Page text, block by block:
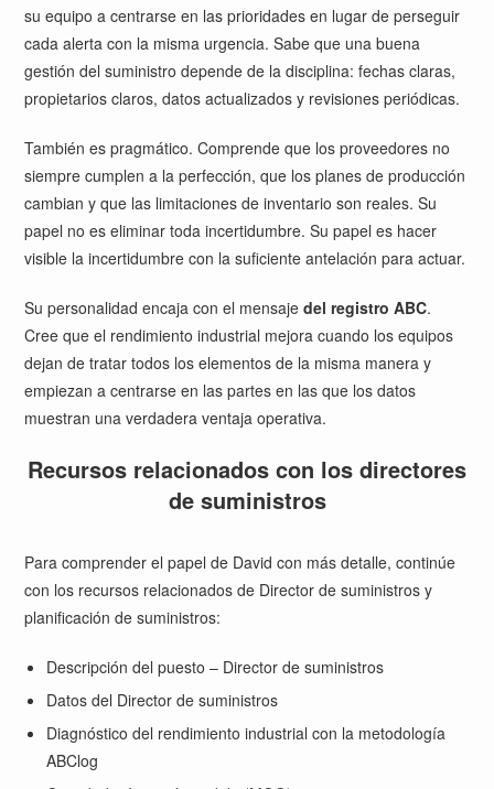
su equipo a centrarse en las prioridades en lugar de perseguir
cada alerta con la misma urgencia. Sabe que una buena
gestión del suministro depende de la disciplina: fechas claras,
propietarios claros, datos actualizados y revisiones periódicas.
También es pragmático. Comprende que los proveedores no
siempre cumplen a la perfección, que los planes de producción
cambian y que las limitaciones de inventario son reales. Su
papel no es eliminar toda incertidumbre. Su papel es hacer
visible la incertidumbre con la suficiente antelación para actuar.
Su personalidad encaja con el mensajedel registro ABC.
Cree que el rendimiento industrial mejora cuando los equipos
dejan de tratar todos los elementos de la misma manera y
empiezan a centrarse en las partes en las que los datos
muestran una verdadera ventaja operativa.
Recursos relacionados con los directores
de suministros
Para comprender el papel de David con más detalle, continúe
con los recursos relacionados de Director de suministros y
planificación de suministros:
Descripción del puesto – Director de suministros
Datos del Director de suministros
Diagnóstico del rendimiento industrial con la metodología
ABClog